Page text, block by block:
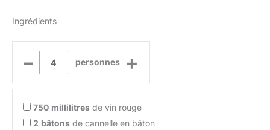
Ingrédients
– personnes +
750 millilitres de vin rouge
2 bâtons de cannelle en bâton